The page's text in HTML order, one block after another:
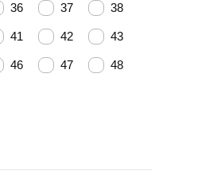
36 37 38
41 42 43
46 47 48